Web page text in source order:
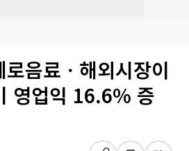
음료ㆍ해외시장이
영업익 16.6% 증